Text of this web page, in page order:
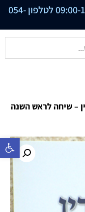
פתח סרגל
054-
– שיחה לראש השנה